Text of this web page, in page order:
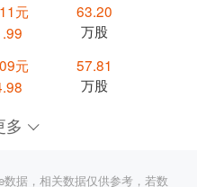
元
63.20
万股
元
57.81
万股
多
据，相关数据仅供参考，若数